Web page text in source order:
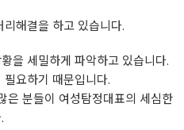
해결을 하고 있습니다.
을 세밀하게 파악하고 있습니다.
요하기 때문입니다.
은 분들이 여성탐정대표의 세심한